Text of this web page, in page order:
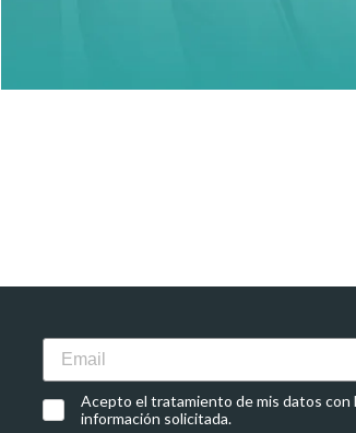
Email
Acepto el tratamiento de mis datos con
información solicitada.